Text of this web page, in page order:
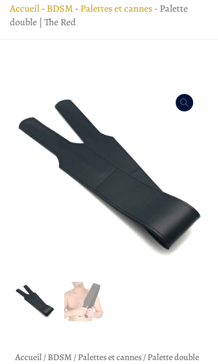
Accueil- BDSM - Palettes et cannes- Palette
double | The Red
Accueil/BDSM /Palettes et cannes/ Palette double
Palette
double